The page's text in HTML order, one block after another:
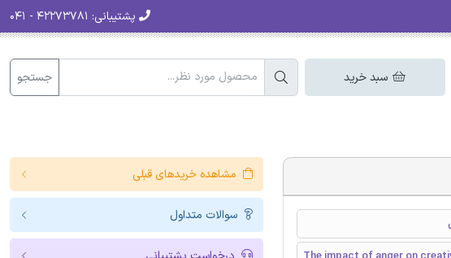
پشتیبانی:
سبد خرید جستجو
مشاهده خریدهای قبلی
سوالات متداول